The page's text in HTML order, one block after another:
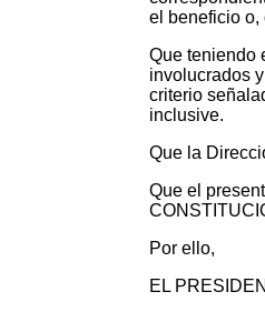
el beneficio o,
Que teniendo
involucrados
criterio
inclusive.
Que la
Que el
Por ello,
EL